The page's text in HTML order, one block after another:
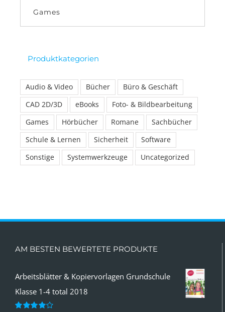
Games
Produktkategorien
Audio & Video Bücher
Büro & Geschäft
CAD 2D/3D
eBooks
Foto- & Bildbearbeitung
Games
Hörbücher Romane
Sachbücher
Schule & Lernen
Sicherheit
Software
Sonstige
Systemwerkzeuge Uncategorized
AM BESTEN BEWERTETE PRODUKTE
Arbeitsblätter & Kopiervorlagen Grundschule
Klasse 1-4 total 2018